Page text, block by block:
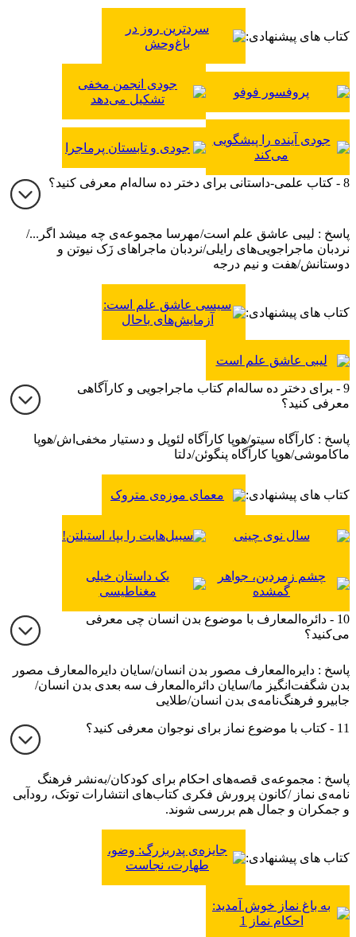
کتاب های پیشنهادی:
سردترین روز در
باغ‌وحش
پروفسور فوفو
جودی انجمن مخفی
تشکیل می‌دهد
جودی آینده را پیشگویی
می‌کند
جودی و تابستان پرماجرا
8 - کتاب علمی-داستانی برای دختر ده ساله‌ام معرفی کنید؟
پاسخ : لیبی عاشق علم است/مهرسا مجموعه‌ی چه میشد اگر.../
نردبان ماجراجویی‌های رایلی/نردبان ماجراهای زَک نیوتن و
دوستانش/هفت و نیم درجه
کتاب های پیشنهادی:
سیسی عاشق علم است:
آزمایش‌های باحال
لیبی عاشق علم است
9 - برای دختر ده ساله‌ام کتاب ماجراجویی و کارآگاهی
معرفی کنید؟
پاسخ : کارآگاه سیتو/هوپا کارآگاه لئوپل و دستیار مخفی‌اش/هوپا
ماکاموشی/هوپا کارآگاه پنگوئن/دلتا
کتاب های پیشنهادی: معمای موزه‌ی متروک
سال نوی چینی سبیل‌هایت را بپا، استیلتن!
چشم زمردین، جواهر
گمشده
یک داستان خیلی
مغناطیسی
10 - دائره‌المعارف با موضوع بدن انسان چی معرفی
می‌کنید؟
پاسخ : دایره‌المعارف مصور بدن انسان/سایان دایره‌المعارف مصور
بدن شگفت‌انگیز ما/سایان دائره‌المعارف سه بعدی بدن انسان/
جابیرو فرهنگ‌نامه‌ی بدن انسان/طلایی
11 - کتاب با موضوع نماز برای نوجوان معرفی کنید؟
پاسخ : مجموعه‌ی قصه‌های احکام برای کودکان/به‌نشر فرهنگ
نامه‌ی نماز /کانون پرورش فکری کتاب‌های انتشارات توتک، رودآبی
و جمکران و جمال هم بررسی شوند.
کتاب های پیشنهادی:
جایزه‌ی پدربزرگ: وضو،
طهارت، نجاست
به باغ نماز خوش آمدید:
احکام نماز 1